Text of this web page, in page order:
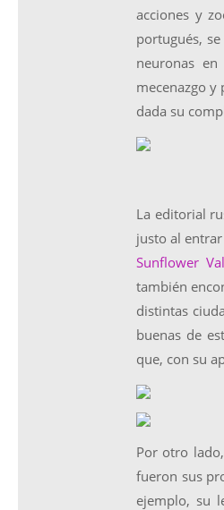
acciones y
portugués,
neuronas
mecenazgo y
dada su
La editorial
justo al
Sunflower
también
distintas
buenas de
que, con su
Por otro
fueron sus
ejemplo, su